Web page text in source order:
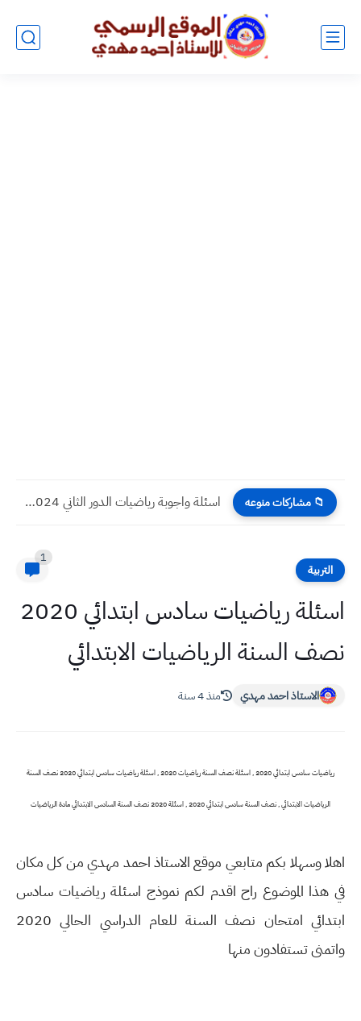
📁 مشاركات منوعه اسئلة الرياضيات الدور الثاني 2024 صف السادس الادبي
التربية
1
اسئلة رياضيات سادس ابتدائي 2020
نصف السنة الرياضيات الابتدائي
الاستاذ احمد مهدي منذ 4 سنة
رياضيات سادس ابتدائي 2020 , اسئلة نصف السنة رياضيات 2020 , اسئلة رياضيات سادس ابتدائي 2020 نصف السنة
الرياضيات الابتدائي , نصف السنة سادس ابتدائي 2020 , اسئلة 2020 نصف السنة السادس الابتدائي مادة الرياضيات
اهلا وسهلا بكم متابعي موقع الاستاذ احمد مهدي من كل مكان
في هذا الموضوع راح اقدم لكم نموذج اسئلة رياضيات سادس
ابتدائي امتحان نصف السنة للعام الدراسي الحالي 2020
واتمنى تستفادون منها